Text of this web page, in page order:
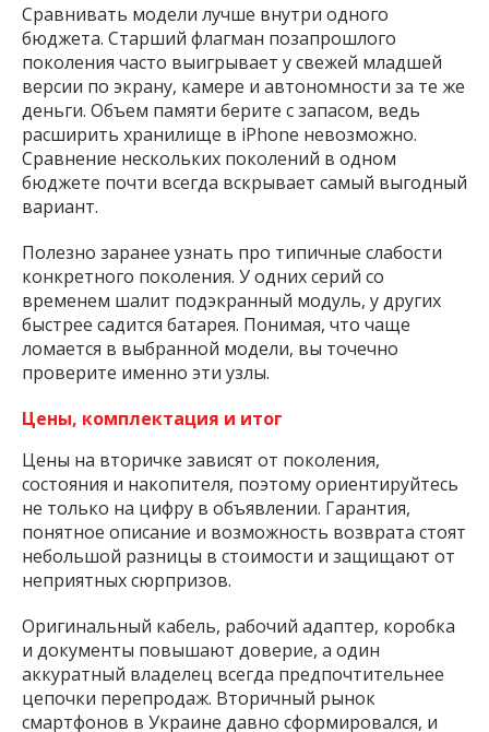
Сравнивать модели лучше внутри одного
бюджета. Старший флагман позапрошлого
поколения часто выигрывает у свежей младшей
версии по экрану, камере и автономности за те же
деньги. Объем памяти берите с запасом, ведь
расширить хранилище в iPhone невозможно.
Сравнение нескольких поколений в одном
бюджете почти всегда вскрывает самый выгодный
вариант.
Полезно заранее узнать про типичные слабости
конкретного поколения. У одних серий со
временем шалит подэкранный модуль, у других
быстрее садится батарея. Понимая, что чаще
ломается в выбранной модели, вы точечно
проверите именно эти узлы.
Цены, комплектация и итог
Цены на вторичке зависят от поколения,
состояния и накопителя, поэтому ориентируйтесь
не только на цифру в объявлении. Гарантия,
понятное описание и возможность возврата стоят
небольшой разницы в стоимости и защищают от
неприятных сюрпризов.
Оригинальный кабель, рабочий адаптер, коробка
и документы повышают доверие, а один
аккуратный владелец всегда предпочтительнее
цепочки перепродаж. Вторичный рынок
смартфонов в Украине давно сформировался, и